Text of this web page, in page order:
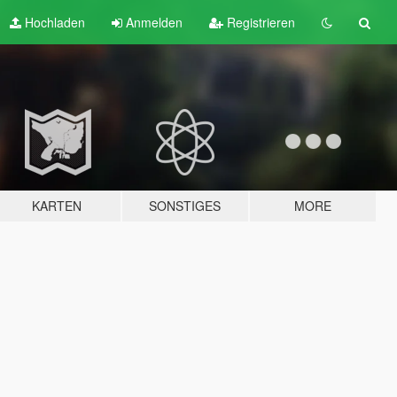
Hochladen Anmelden Registrieren
KARTEN SONSTIGES MORE